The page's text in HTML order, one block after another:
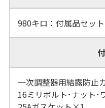
980キロ：付属品セット
一次調整器用結露防止
16ミリボルト･ナット